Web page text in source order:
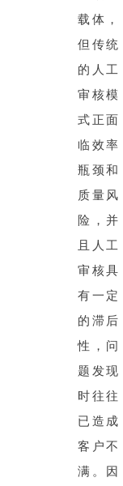
载体，
但传统
的人工
审核模
式正面
临效率
瓶颈和
质量风
险，并
且人工
审核具
有一定
的滞后
性，问
题发现
时往往
已造成
客户不
满。因